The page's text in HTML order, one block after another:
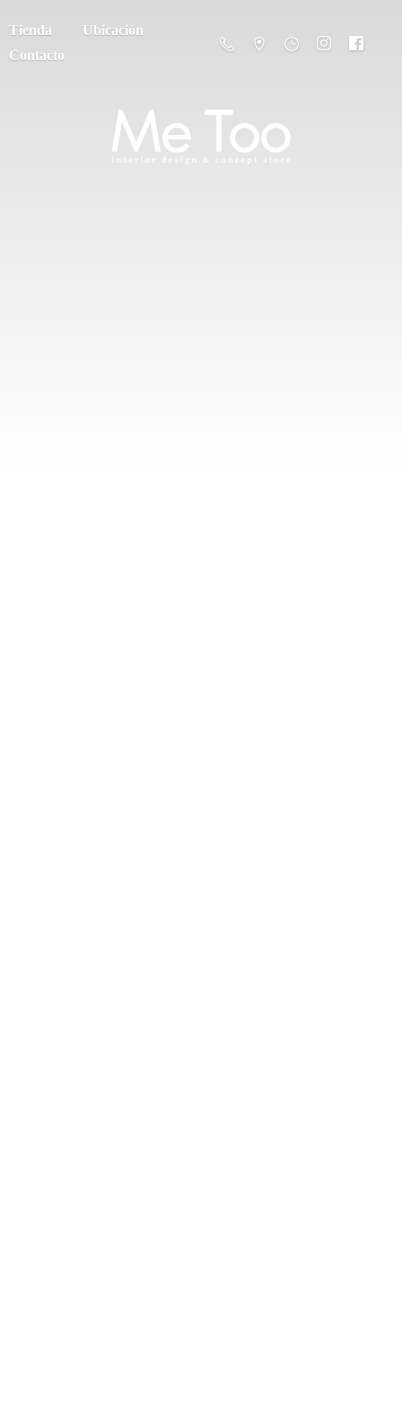
Tienda
Ubicación
Contacto